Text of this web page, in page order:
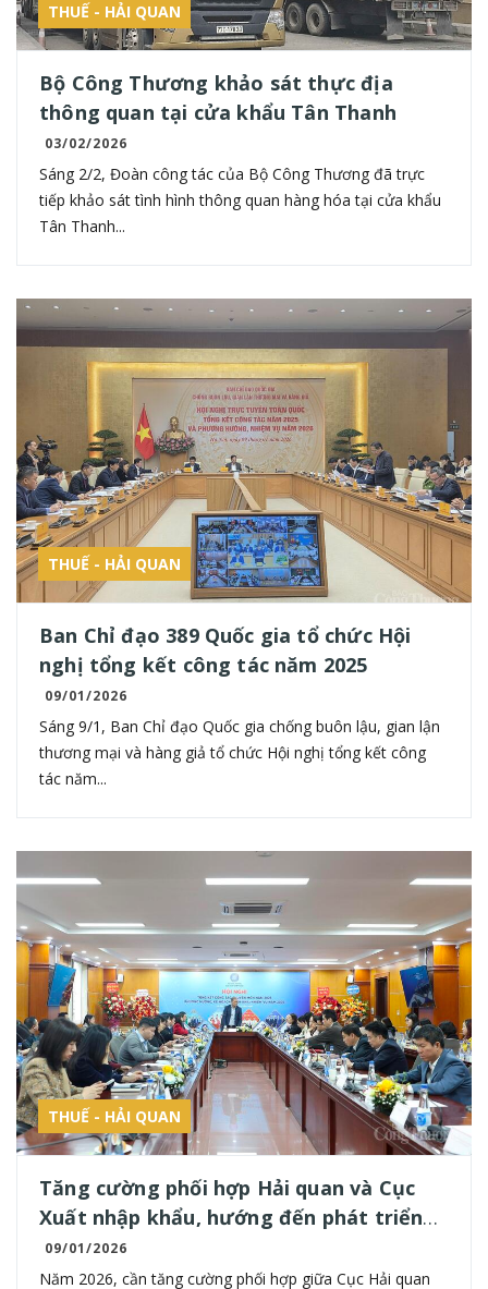
THUẾ - HẢI QUAN
Bộ Công Thương khảo sát thực địa
thông quan tại cửa khẩu Tân Thanh
03/02/2026
Sáng 2/2, Đoàn công tác của Bộ Công Thương đã trực
tiếp khảo sát tình hình thông quan hàng hóa tại cửa khẩu
Tân Thanh...
THUẾ - HẢI QUAN
Ban Chỉ đạo 389 Quốc gia tổ chức Hội
nghị tổng kết công tác năm 2025
09/01/2026
Sáng 9/1, Ban Chỉ đạo Quốc gia chống buôn lậu, gian lận
thương mại và hàng giả tổ chức Hội nghị tổng kết công
tác năm...
THUẾ - HẢI QUAN
Tăng cường phối hợp Hải quan và Cục
Xuất nhập khẩu, hướng đến phát triển
bền vững
09/01/2026
Năm 2026, cần tăng cường phối hợp giữa Cục Hải quan